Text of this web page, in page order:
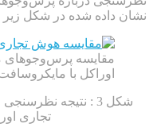
نشان داده شده در شکل زیر
مقایسه پرس‌وجوهای
اوراکل با
شکل 3 : نتیجه
تجاری